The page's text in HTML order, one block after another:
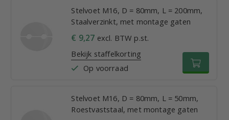
Stelvoet M16, D = 80mm, L = 200mm,
Staalverzinkt, met montage gaten
€ 9,27 excl. BTW p.st.
Bekijk staffelkorting
Op voorraad
Stelvoet M16, D = 80mm, L = 50mm,
Roestvaststaal, met montage gaten